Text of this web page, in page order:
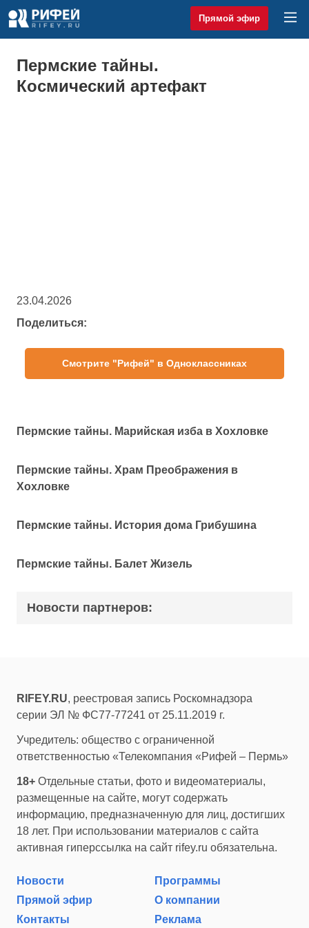
Прямой эфир
Пермские тайны.
Космический артефакт
23.04.2026
Поделиться:
Смотрите "Рифей" в Одноклассниках
Пермские тайны. Марийская изба в Хохловке
Пермские тайны. Храм Преображения в
Хохловке
Пермские тайны. История дома Грибушина
Пермские тайны. Балет Жизель
Новости партнеров:
RIFEY.RU, реестровая запись Роскомнадзора
серии ЭЛ № ФС77-77241 от 25.11.2019 г.
Учредитель: общество с ограниченной
ответственностью «Телекомпания «Рифей – Пермь»
18+ Отдельные статьи, фото и видеоматериалы,
размещенные на сайте, могут содержать
информацию, предназначенную для лиц, достигших
18 лет. При использовании материалов с сайта
активная гиперссылка на сайт rifey.ru обязательна.
Новости
Программы
Прямой эфир
О компании
Контакты
Реклама